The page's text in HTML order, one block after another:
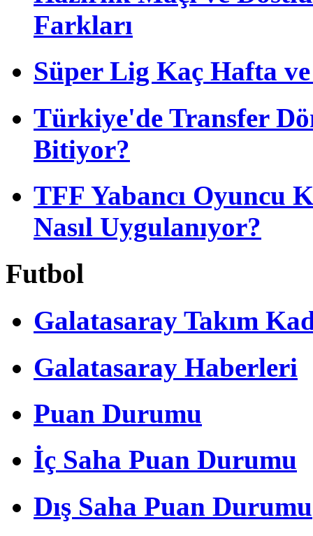
Farkları
Süper Lig Kaç Hafta
Türkiye'de Transfer
Bitiyor?
TFF Yabancı Oyuncu
Nasıl Uygulanıyor?
Futbol
Galatasaray Takım
Galatasaray Haberleri
Puan Durumu
İç Saha Puan Durumu
Dış Saha Puan Durumu